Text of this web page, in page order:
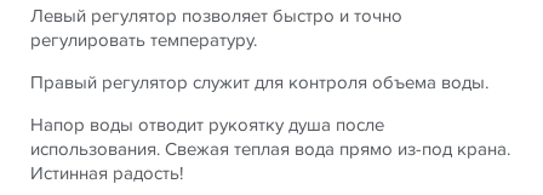
Левый регулятор позволяет быстро и точно
регулировать температуру.
Правый регулятор служит для контроля объема воды.
Напор воды отводит рукоятку душа после
использования. Свежая теплая вода прямо из-под крана.
Истинная радость!